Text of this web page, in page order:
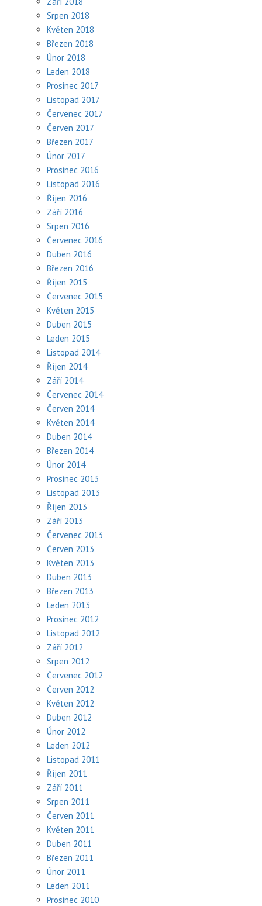
Srpen 2018
Květen 2018
Březen 2018
Únor 2018
Leden 2018
Prosinec 2017
Listopad 2017
Červenec 2017
Červen 2017
Březen 2017
Únor 2017
Prosinec 2016
Listopad 2016
Říjen 2016
Září 2016
Srpen 2016
Červenec 2016
Duben 2016
Březen 2016
Říjen 2015
Červenec 2015
Květen 2015
Duben 2015
Leden 2015
Listopad 2014
Říjen 2014
Září 2014
Červenec 2014
Červen 2014
Květen 2014
Duben 2014
Březen 2014
Únor 2014
Prosinec 2013
Listopad 2013
Říjen 2013
Září 2013
Červenec 2013
Červen 2013
Květen 2013
Duben 2013
Březen 2013
Leden 2013
Prosinec 2012
Listopad 2012
Září 2012
Srpen 2012
Červenec 2012
Červen 2012
Květen 2012
Duben 2012
Únor 2012
Leden 2012
Listopad 2011
Říjen 2011
Září 2011
Srpen 2011
Červen 2011
Květen 2011
Duben 2011
Březen 2011
Únor 2011
Leden 2011
Prosinec 2010